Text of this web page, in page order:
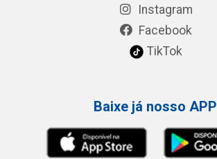
Instagram
Facebook
TikTok
Baixe já nosso APP